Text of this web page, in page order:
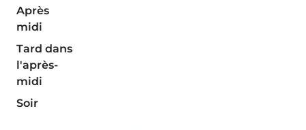
Après
midi
Tard dans
l'après-
midi
Soir